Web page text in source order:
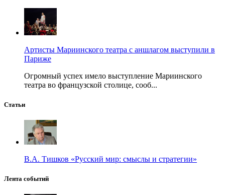
Артисты Мариинского театра с аншлагом выступили в
Париже
Огромный успех имело выступление Мариинского
театра во французской столице, сооб...
Статьи
В.А. Тишков «Русский мир: смыслы и стратегии»
Лента событий